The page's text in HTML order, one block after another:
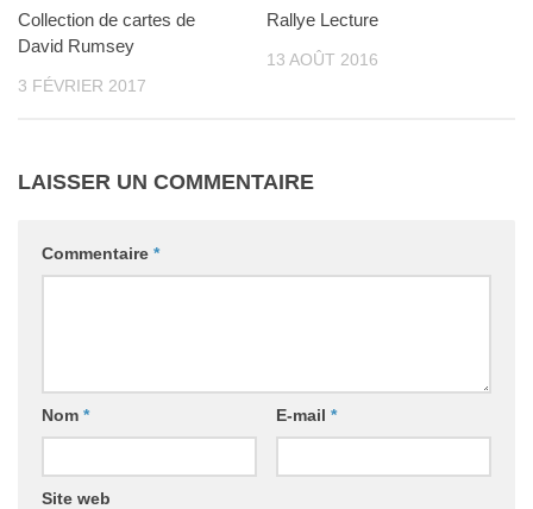
Collection de cartes de
David Rumsey
3 FÉVRIER 2017
Rallye Lecture
13 AOÛT 2016
LAISSER UN COMMENTAIRE
Commentaire *
Nom * E-mail *
Site web